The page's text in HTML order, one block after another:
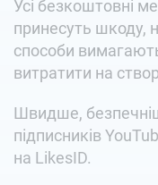
Усі безкоштовні
принесуть шкоду,
способи
витратити на
Швидше,
підписників
на LikesID.